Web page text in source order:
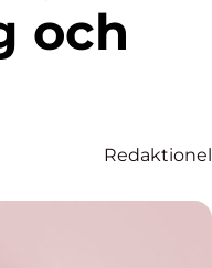
och
Redaktionel